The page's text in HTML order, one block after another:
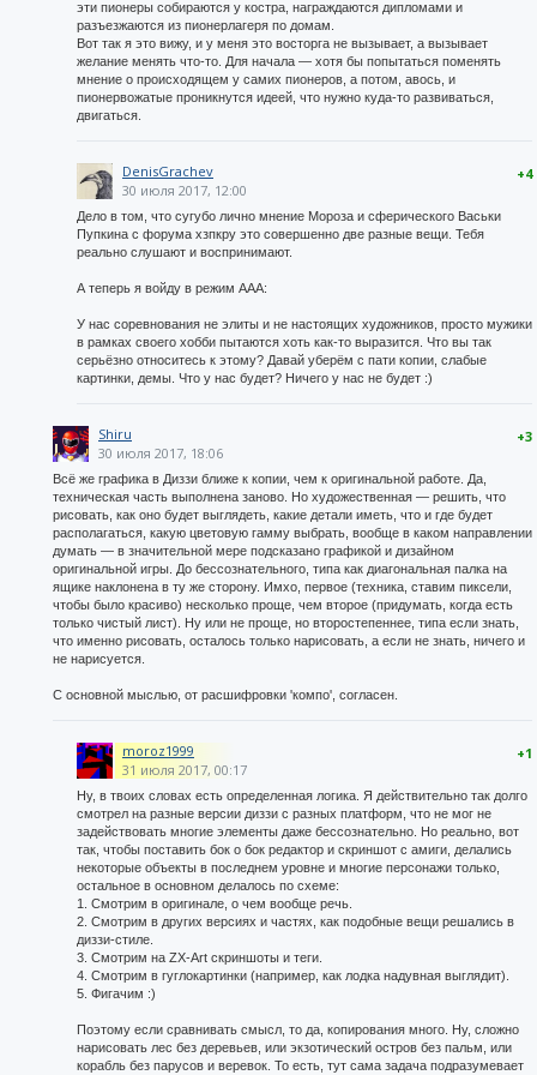
эти пионеры собираются у костра, награждаются дипломами и
разъезжаются из пионерлагеря по домам.
Вот так я это вижу, и у меня это восторга не вызывает, а вызывает
желание менять что-то. Для начала — хотя бы попытаться поменять
мнение о происходящем у самих пионеров, а потом, авось, и
пионервожатые проникнутся идеей, что нужно куда-то развиваться,
двигаться.
+4
DenisGrachev
30 июля 2017, 12:00
Дело в том, что сугубо лично мнение Мороза и сферического Васьки
Пупкина с форума хзпкру это совершенно две разные вещи. Тебя
реально слушают и воспринимают.
А теперь я войду в режим ААА:
У нас соревнования не элиты и не настоящих художников, просто мужики
в рамках своего хобби пытаются хоть как-то выразится. Что вы так
серьёзно относитесь к этому? Давай уберём с пати копии, слабые
картинки, демы. Что у нас будет? Ничего у нас не будет :)
+3
Shiru
30 июля 2017, 18:06
Всё же графика в Диззи ближе к копии, чем к оригинальной работе. Да,
техническая часть выполнена заново. Но художественная — решить, что
рисовать, как оно будет выглядеть, какие детали иметь, что и где будет
располагаться, какую цветовую гамму выбрать, вообще в каком направлении
думать — в значительной мере подсказано графикой и дизайном
оригинальной игры. До бессознательного, типа как диагональная палка на
ящике наклонена в ту же сторону. Имхо, первое (техника, ставим пиксели,
чтобы было красиво) несколько проще, чем второе (придумать, когда есть
только чистый лист). Ну или не проще, но второстепеннее, типа если знать,
что именно рисовать, осталось только нарисовать, а если не знать, ничего и
не нарисуется.
С основной мыслью, от расшифровки 'компо', согласен.
+1
moroz1999
31 июля 2017, 00:17
Ну, в твоих словах есть определенная логика. Я действительно так долго
смотрел на разные версии диззи с разных платформ, что не мог не
задействовать многие элементы даже бессознательно. Но реально, вот
так, чтобы поставить бок о бок редактор и скриншот с амиги, делались
некоторые объекты в последнем уровне и многие персонажи только,
остальное в основном делалось по схеме:
1. Смотрим в оригинале, о чем вообще речь.
2. Смотрим в других версиях и частях, как подобные вещи решались в
диззи-стиле.
3. Смотрим на ZX-Art скриншоты и теги.
4. Смотрим в гуглокартинки (например, как лодка надувная выглядит).
5. Фигачим :)
Поэтому если сравнивать смысл, то да, копирования много. Ну, сложно
нарисовать лес без деревьев, или экзотический остров без пальм, или
корабль без парусов и веревок. То есть, тут сама задача подразумевает